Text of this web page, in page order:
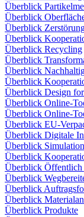
Überblick
Überblick
Überblick
Überblick
Überblick Recycling
Überblick
Überblick
Überblick
Überblick Design
Überblick Online-
Überblick Online-
Überblick EU-
Überblick Digitale
Überblick Simulation
Überblick
Überblick Öffentlich
Überblick
Überblick
Überblick
Überblick Produkte